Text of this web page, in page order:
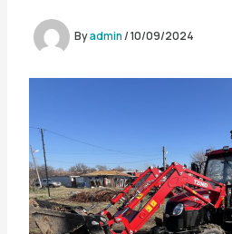
Byadmin/10/09/2024